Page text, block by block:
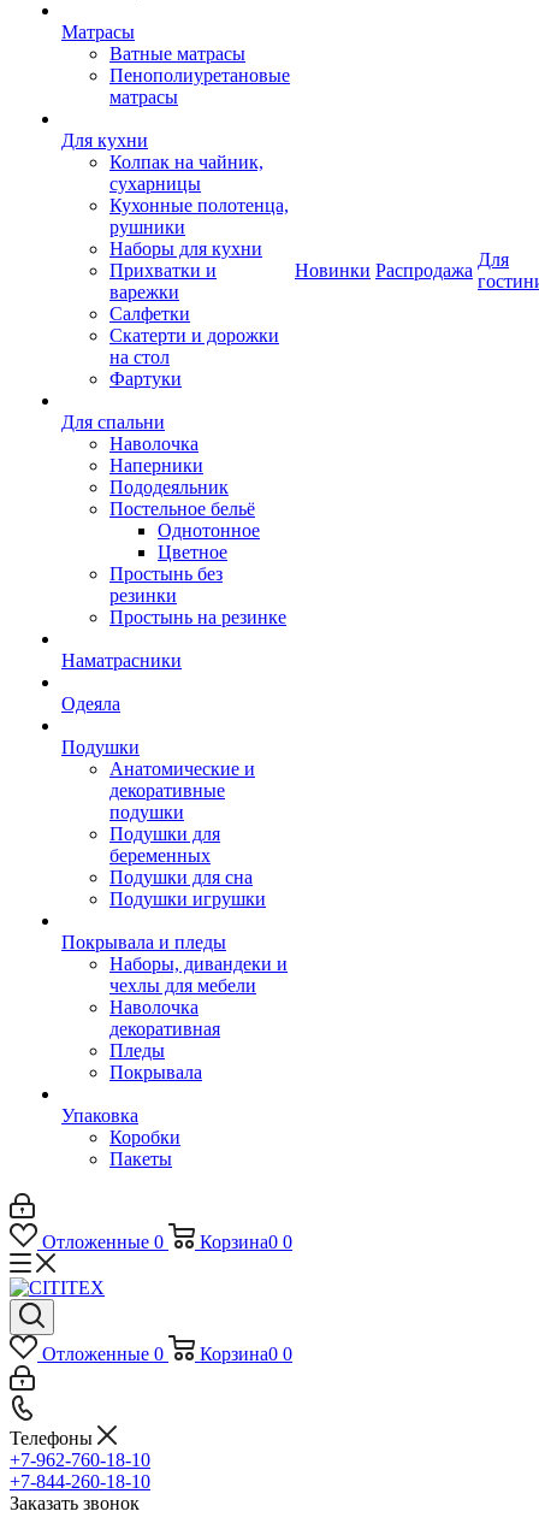
Матрасы
Ватные матрасы
Пенополиуретановые
матрасы
Для кухни
Колпак на чайник,
сухарницы
Кухонные полотенца,
рушники
Наборы для кухни
Прихватки и
варежки
Салфетки
Скатерти и дорожки
на стол
Фартуки
Для спальни
Наволочка
Наперники
Пододеяльник
Постельное бельё
Однотонное
Цветное
Простынь без
резинки
Простынь на резинке
Наматрасники
Одеяла
Подушки
Анатомические и
декоративные
подушки
Подушки для
беременных
Подушки для сна
Подушки игрушки
Покрывала и пледы
Наборы, дивандеки и
чехлы для мебели
Наволочка
декоративная
Пледы
Покрывала
Упаковка
Коробки
Пакеты
Новинки Распродажа
Для
Отложенные 0 Корзина0 0
Отложенные 0 Корзина0 0
Телефоны
+7-962-760-18-10
+7-844-260-18-10
Заказать звонок